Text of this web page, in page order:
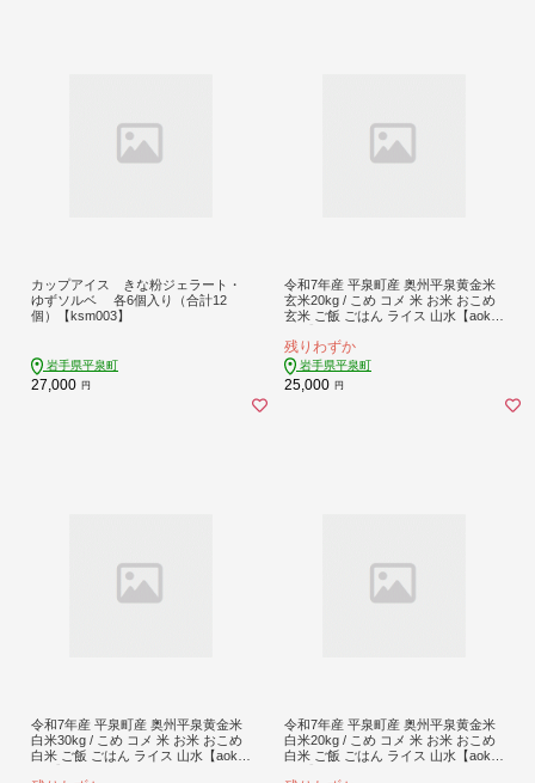
カップアイス きな粉ジェラート・
ゆずソルベ 各6個入り（合計12
個）【ksm003】
岩手県平泉町
27,000 円
令和7年産 平泉町産 奥州平泉黄金米
玄米20kg / こめ コメ 米 お米 おこめ
玄米 ご飯 ごはん ライス 山水【aoki0
残りわずか
岩手県平泉町
25,000 円
令和7年産 平泉町産 奥州平泉黄金米
白米30kg / こめ コメ 米 お米 おこめ
白米 ご飯 ごはん ライス 山水【aoki0
令和7年産 平泉町産 奥州平泉黄金米
白米20kg / こめ コメ 米 お米 おこめ
白米 ご飯 ごはん ライス 山水【aoki0